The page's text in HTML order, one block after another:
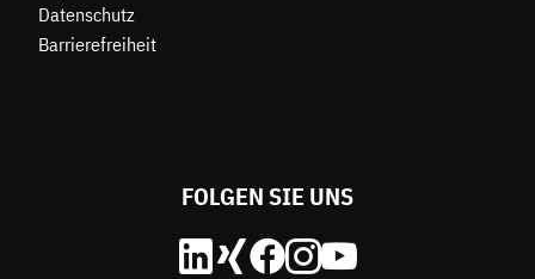
Datenschutz
Barrierefreiheit
FOLGEN SIE UNS